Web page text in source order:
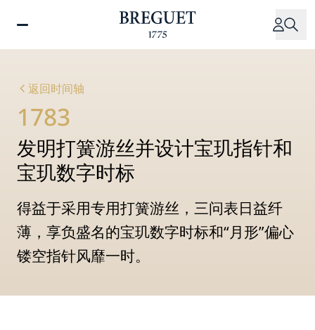
返回时间轴
1783
发明打簧游丝并设计宝玑指针和
宝玑数字时标
得益于采用专用打簧游丝，三问表日益纤
薄，享负盛名的宝玑数字时标和“月形”偏心
镂空指针风靡一时。